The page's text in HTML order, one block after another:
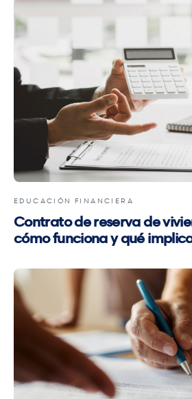
EDUCACIÓN FINANCIERA
Contrato de reserva de
cómo funciona y qué